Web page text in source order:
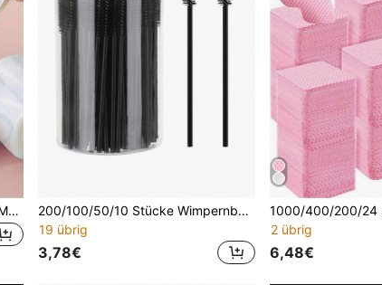
1/3/5 Rollen 200M transparente Make-up-Folie zum Umwickeln für Wimpernlifting, Augenbrauenlaminierung, Lippen- und Augenbrauentattoo, Kunststoffabdeckung, Wimpernverlängerung, Kleberentferner, Wimpern-Perm-Lifting-Folie
200/100/50/10 Stücke Wimpernbürsten, Mascara-Bürsten (mit Aufbewahrungsbox), biegsame Einweg-Augenbrauenbürsten, Wimpernverlängerungsbürsten, Augenbrauenbürsten, Rizinusöl-Bürsten (Schwarz)
19 übrig
3,78€
2 übrig
6,48€